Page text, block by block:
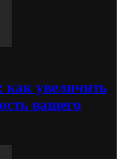
как увеличить
вашего